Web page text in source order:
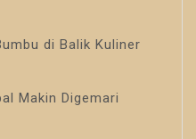
di Balik Kuliner
Makin Digemari